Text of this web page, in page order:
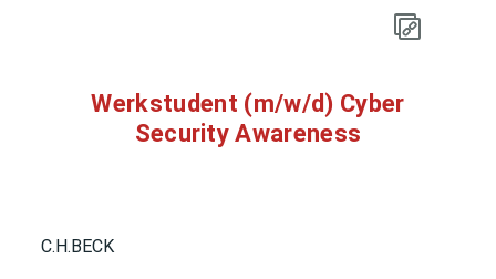
Werkstudent (m/w/d) Cyber
Security Awareness
C.H.BECK